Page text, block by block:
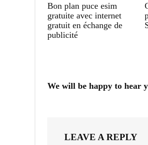
Bon plan puce esim
gratuite avec internet
gratuit en échange de
publicité
We will be happy to hear
LEAVE A REPLY